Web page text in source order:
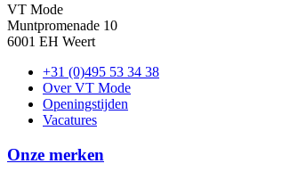
VT Mode
Muntpromenade 10
6001 EH Weert
+31 (0)495 53 34 38
Over VT Mode
Openingstijden
Vacatures
Onze merken